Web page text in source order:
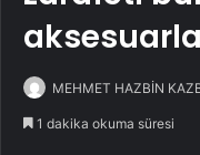
MEHMET HAZBİN
1 dakika okuma süresi